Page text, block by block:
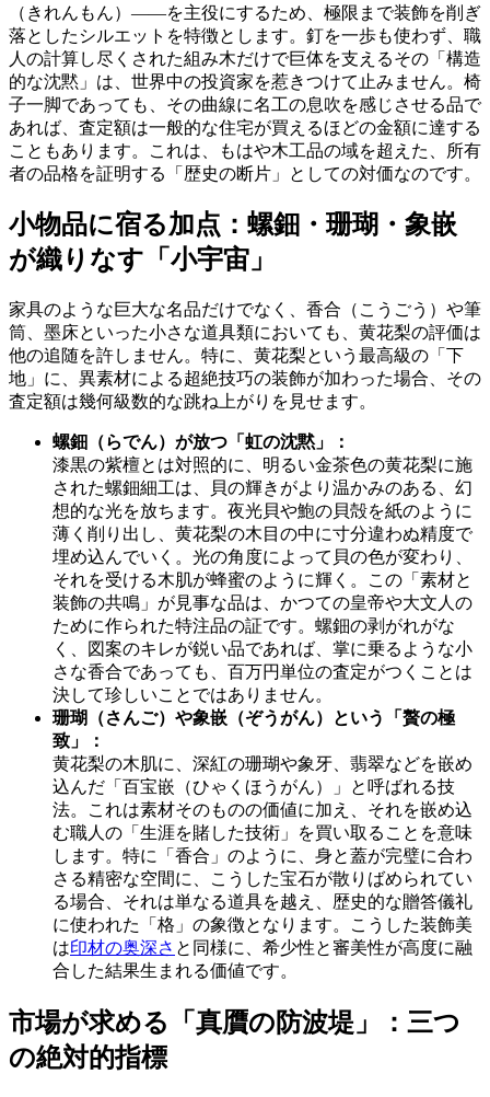
（きれんもん）――を主役にするため、極限まで装飾を削ぎ
落としたシルエットを特徴とします。釘を一歩も使わず、職
人の計算し尽くされた組み木だけで巨体を支えるその「構造
的な沈黙」は、世界中の投資家を惹きつけて止みません。椅
子一脚であっても、その曲線に名工の息吹を感じさせる品で
あれば、査定額は一般的な住宅が買えるほどの金額に達する
こともあります。これは、もはや木工品の域を超えた、所有
者の品格を証明する「歴史の断片」としての対価なのです。
小物品に宿る加点：螺鈿・珊瑚・象嵌
が織りなす「小宇宙」
家具のような巨大な名品だけでなく、香合（こうごう）や筆
筒、墨床といった小さな道具類においても、黄花梨の評価は
他の追随を許しません。特に、黄花梨という最高級の「下
地」に、異素材による超絶技巧の装飾が加わった場合、その
査定額は幾何級数的な跳ね上がりを見せます。
螺鈿（らでん）が放つ「虹の沈黙」：
漆黒の紫檀とは対照的に、明るい金茶色の黄花梨に施
された螺鈿細工は、貝の輝きがより温かみのある、幻
想的な光を放ちます。夜光貝や鮑の貝殻を紙のように
薄く削り出し、黄花梨の木目の中に寸分違わぬ精度で
埋め込んでいく。光の角度によって貝の色が変わり、
それを受ける木肌が蜂蜜のように輝く。この「素材と
装飾の共鳴」が見事な品は、かつての皇帝や大文人の
ために作られた特注品の証です。螺鈿の剥がれがな
く、図案のキレが鋭い品であれば、掌に乗るような小
さな香合であっても、百万円単位の査定がつくことは
決して珍しいことではありません。
珊瑚（さんご）や象嵌（ぞうがん）という「贅の極
致」：
黄花梨の木肌に、深紅の珊瑚や象牙、翡翠などを嵌め
込んだ「百宝嵌（ひゃくほうがん）」と呼ばれる技
法。これは素材そのものの価値に加え、それを嵌め込
む職人の「生涯を賭した技術」を買い取ることを意味
します。特に「香合」のように、身と蓋が完璧に合わ
さる精密な空間に、こうした宝石が散りばめられてい
る場合、それは単なる道具を越え、歴史的な贈答儀礼
に使われた「格」の象徴となります。こうした装飾美
は印材の奥深さ と同様に、希少性と審美性が高度に融
合した結果生まれる価値です。
市場が求める「真贋の防波堤」：三つ
の絶対的指標